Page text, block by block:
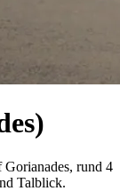
rund 4
Talblick.